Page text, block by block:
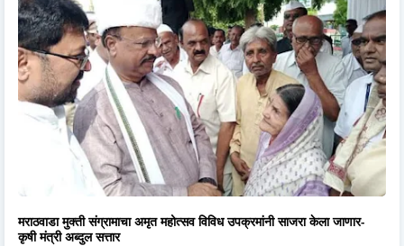
मराठवाडा मुक्ती संग्रामाचा अमृत महोत्सव विविध उपक्रमांनी साजरा केला जाणार-
कृषी मंत्री अब्दुल सत्तार